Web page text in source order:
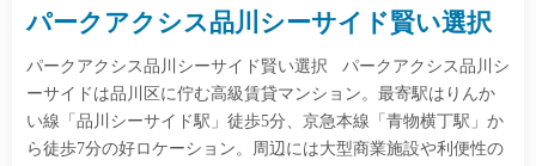
パークアクシス品川シーサイド賢い選択
パークアクシス品川シーサイド賢い選択 パークアクシス品川シ
ーサイドは品川区に佇む高級賃貸マンション。最寄駅はりんか
い線「品川シーサイド駅」徒歩5分、京急本線「青物横丁駅」か
ら徒歩7分の好ロケーション。周辺には大型商業施設や利便性の